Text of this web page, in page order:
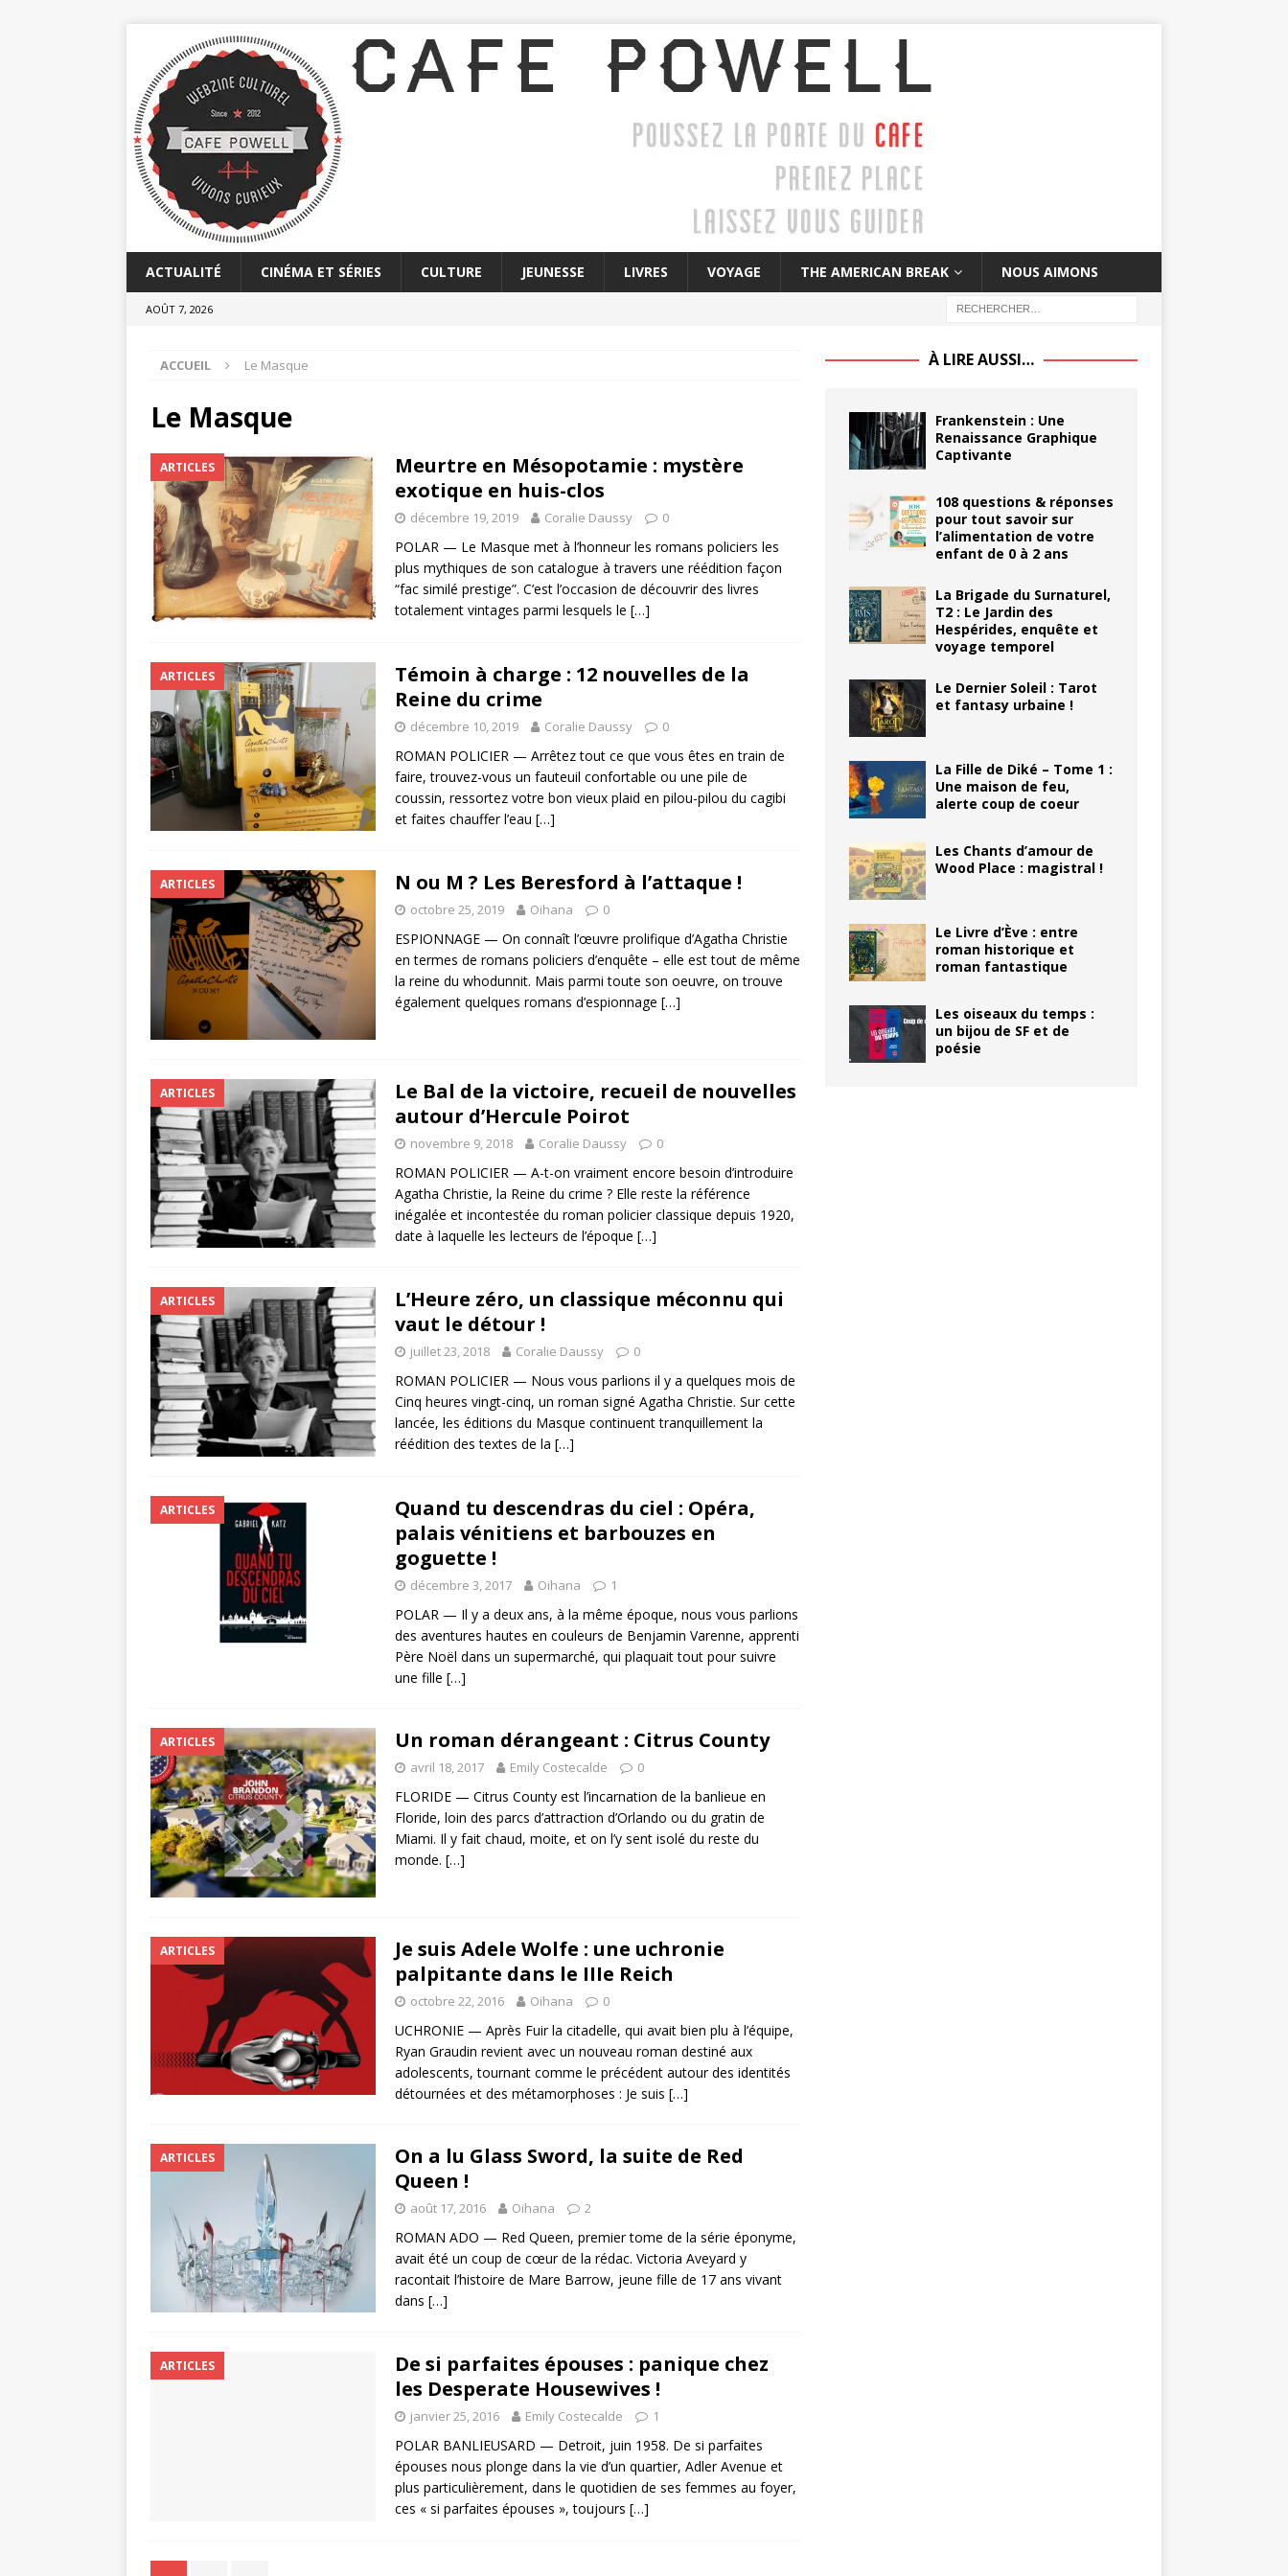
ACTUALITÉ CINÉMA ET SÉRIES CULTURE JEUNESSE LIVRES VOYAGE THE AMERICAN BREAK NOUS AIMONS
AOÛT 7, 2026
ACCUEIL Le Masque
Le Masque
ARTICLES
Meurtre en Mésopotamie : mystère
exotique en huis-clos
décembre 19, 2019 Coralie Daussy 0
POLAR — Le Masque met à l’honneur les romans policiers les
plus mythiques de son catalogue à travers une réédition façon
“fac similé prestige”. C’est l’occasion de découvrir des livres
totalement vintages parmi lesquels le […]
ARTICLES
Témoin à charge : 12 nouvelles de la
Reine du crime
décembre 10, 2019 Coralie Daussy 0
ROMAN POLICIER — Arrêtez tout ce que vous êtes en train de
faire, trouvez-vous un fauteuil confortable ou une pile de
coussin, ressortez votre bon vieux plaid en pilou-pilou du cagibi
et faites chauffer l’eau […]
ARTICLES N ou M ? Les Beresford à l’attaque !
octobre 25, 2019 Oihana 0
ESPIONNAGE — On connaît l’œuvre prolifique d’Agatha Christie
en termes de romans policiers d’enquête – elle est tout de même
la reine du whodunnit. Mais parmi toute son oeuvre, on trouve
également quelques romans d’espionnage […]
ARTICLES
Le Bal de la victoire, recueil de nouvelles
autour d’Hercule Poirot
novembre 9, 2018 Coralie Daussy 0
ROMAN POLICIER — A-t-on vraiment encore besoin d’introduire
Agatha Christie, la Reine du crime ? Elle reste la référence
inégalée et incontestée du roman policier classique depuis 1920,
date à laquelle les lecteurs de l’époque […]
ARTICLES
L’Heure zéro, un classique méconnu qui
vaut le détour !
juillet 23, 2018 Coralie Daussy 0
ROMAN POLICIER — Nous vous parlions il y a quelques mois de
Cinq heures vingt-cinq, un roman signé Agatha Christie. Sur cette
lancée, les éditions du Masque continuent tranquillement la
réédition des textes de la […]
ARTICLES
Quand tu descendras du ciel : Opéra,
palais vénitiens et barbouzes en
goguette !
décembre 3, 2017 Oihana 1
POLAR — Il y a deux ans, à la même époque, nous vous parlions
des aventures hautes en couleurs de Benjamin Varenne, apprenti
Père Noël dans un supermarché, qui plaquait tout pour suivre
une fille […]
ARTICLES Un roman dérangeant : Citrus County
avril 18, 2017 Emily Costecalde 0
FLORIDE — Citrus County est l’incarnation de la banlieue en
Floride, loin des parcs d’attraction d’Orlando ou du gratin de
Miami. Il y fait chaud, moite, et on l’y sent isolé du reste du
monde. […]
ARTICLES
Je suis Adele Wolfe : une uchronie
palpitante dans le IIIe Reich
octobre 22, 2016 Oihana 0
UCHRONIE — Après Fuir la citadelle, qui avait bien plu à l’équipe,
Ryan Graudin revient avec un nouveau roman destiné aux
adolescents, tournant comme le précédent autour des identités
détournées et des métamorphoses : Je suis […]
ARTICLES
On a lu Glass Sword, la suite de Red
Queen !
août 17, 2016 Oihana 2
ROMAN ADO — Red Queen, premier tome de la série éponyme,
avait été un coup de cœur de la rédac. Victoria Aveyard y
racontait l’histoire de Mare Barrow, jeune fille de 17 ans vivant
dans […]
ARTICLES
De si parfaites épouses : panique chez
les Desperate Housewives !
janvier 25, 2016 Emily Costecalde 1
POLAR BANLIEUSARD — Detroit, juin 1958. De si parfaites
épouses nous plonge dans la vie d’un quartier, Adler Avenue et
plus particulièrement, dans le quotidien de ses femmes au foyer,
ces « si parfaites épouses », toujours […]
À LIRE AUSSI…
Frankenstein : Une
Renaissance Graphique
Captivante
108 questions & réponses
pour tout savoir sur
l’alimentation de votre
enfant de 0 à 2 ans
La Brigade du Surnaturel,
T2 : Le Jardin des
Hespérides, enquête et
voyage temporel
Le Dernier Soleil : Tarot
et fantasy urbaine !
La Fille de Diké – Tome 1 :
Une maison de feu,
alerte coup de coeur
Les Chants d’amour de
Wood Place : magistral !
Le Livre d’Ève : entre
roman historique et
roman fantastique
Les oiseaux du temps :
un bijou de SF et de
poésie